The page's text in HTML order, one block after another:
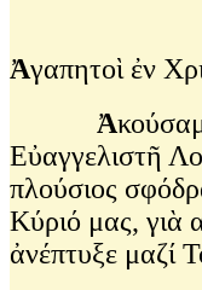
Ἀγαπητοὶ ἐν
Ἀ
Εὐαγγελιστῆ
πλούσιος
Κύριό μας, γιὰ
ἀνέπτυξε μαζί